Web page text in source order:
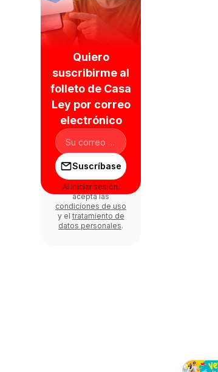
Quiero
suscribirme al
folleto de Casa
Ley por correo
electrónico
Suscríbase
Al iniciar sesión,
acepta las
condiciones de uso
y el tratamiento de
datos personales.